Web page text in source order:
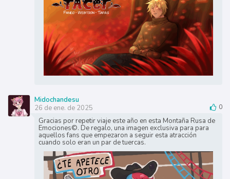
Midochandesu
26 de ene. de 2025
0
Gracias por repetir viaje este año en esta Montaña Rusa de
Emociones©. De regalo, una imagen exclusiva para para
aquellos fans que empezaron a seguir esta atracción
cuando solo eran un par de tuercas.